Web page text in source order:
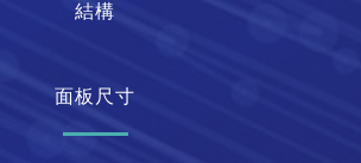
結構
面板尺寸